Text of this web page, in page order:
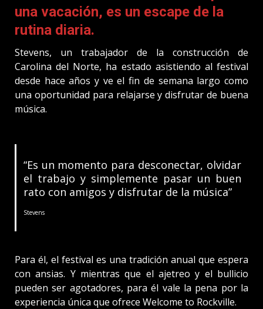
una vacación, es un escape de la
rutina diaria.
Stevens, un trabajador de la construcción de
Carolina del Norte, ha estado asistiendo al festival
desde hace años y ve el fin de semana largo como
una oportunidad para relajarse y disfrutar de buena
música.
“Es un momento para desconectar, olvidar
el trabajo y simplemente pasar un buen
rato con amigos y disfrutar de la música”
Stevens
Para él, el festival es una tradición anual que espera
con ansias. Y mientras que el ajetreo y el bullicio
pueden ser agotadores, para él vale la pena por la
experiencia única que ofrece Welcome to Rockville.